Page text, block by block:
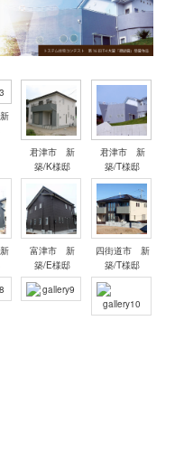
君津市 新
築/K様邸
君津市 新
築/T様邸
富津市 新
築/E様邸
四街道市 新
築/T様邸